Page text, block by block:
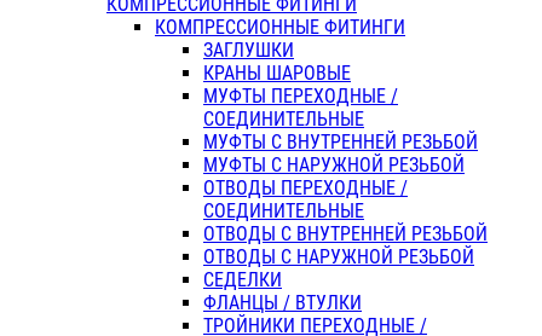
КОМПРЕССИОННЫЕ ФИТИНГИ
ЗАГЛУШКИ
КРАНЫ ШАРОВЫЕ
МУФТЫ ПЕРЕХОДНЫЕ /
СОЕДИНИТЕЛЬНЫЕ
МУФТЫ С ВНУТРЕННЕЙ РЕЗЬБОЙ
МУФТЫ С НАРУЖНОЙ РЕЗЬБОЙ
ОТВОДЫ ПЕРЕХОДНЫЕ /
СОЕДИНИТЕЛЬНЫЕ
ОТВОДЫ С ВНУТРЕННЕЙ РЕЗЬБОЙ
ОТВОДЫ С НАРУЖНОЙ РЕЗЬБОЙ
СЕДЕЛКИ
ФЛАНЦЫ / ВТУЛКИ
ТРОЙНИКИ ПЕРЕХОДНЫЕ /